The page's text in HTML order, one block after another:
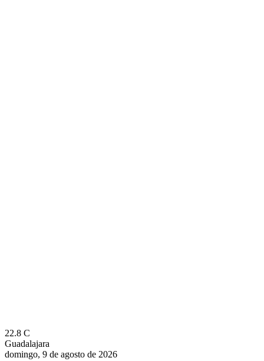
22.8 C
Guadalajara
domingo, 9 de agosto de 2026